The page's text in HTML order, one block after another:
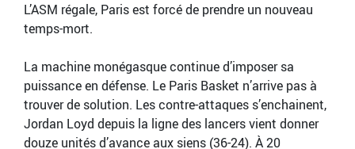
L’ASM régale, Paris est forcé de prendre un nouveau
temps-mort.
La machine monégasque continue d’imposer sa
puissance en défense. Le Paris Basket n’arrive pas à
trouver de solution. Les contre-attaques s’enchainent,
Jordan Loyd depuis la ligne des lancers vient donner
douze unités d’avance aux siens (36-24). À 20